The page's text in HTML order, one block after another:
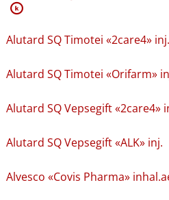
K
Alutard SQ Timotei «2care4» inj.
Alutard SQ Timotei «Orifarm»
Alutard SQ Vepsegift «2care4»
Alutard SQ Vepsegift «ALK» inj.
Alvesco «Covis Pharma»